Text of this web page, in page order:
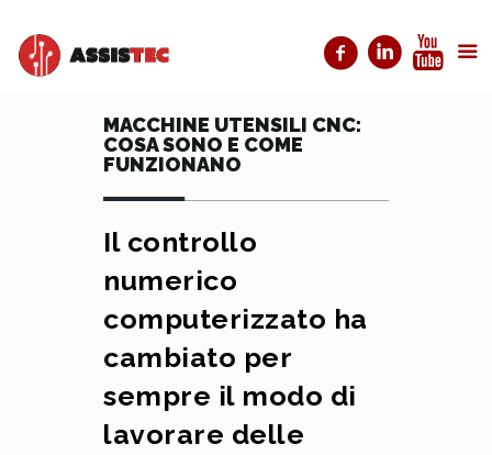
MACCHINE UTENSILI CNC:
COSA SONO E COME
FUNZIONANO
Il controllo
numerico
computerizzato ha
cambiato per
sempre il modo di
lavorare delle